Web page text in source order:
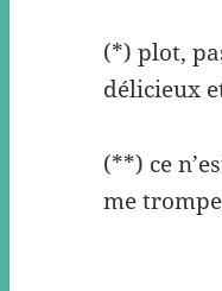
(*) plot,
délicieux
(**) ce
me